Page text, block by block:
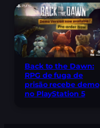
Back to the Dawn:
RPG de fuga de
prisão recebe demo
no PlayStation 5